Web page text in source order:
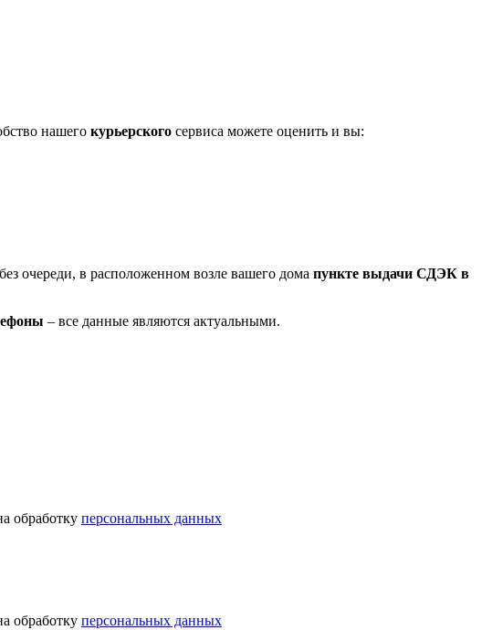
нашего курьерского сервиса можете оценить и вы:
очереди, в расположенном возле вашего дома пункте выдачи СДЭК в
– все данные являются актуальными.
обработку персональных данных
обработку персональных данных